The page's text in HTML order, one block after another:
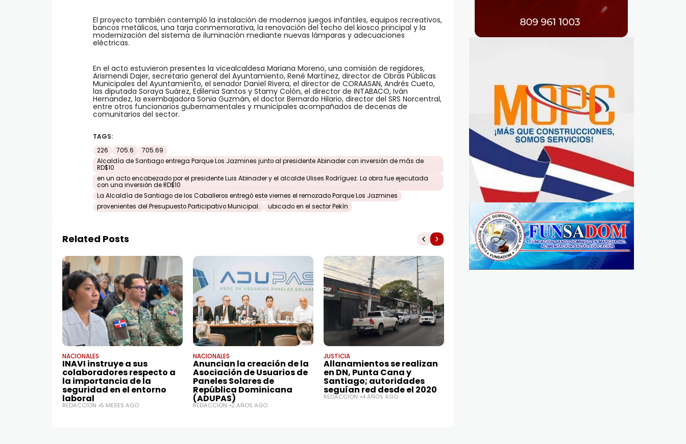
El proyecto también contempló la instalación de modernos juegos infantiles, equipos recreativos,
bancos metálicos, una tarja conmemorativa, la renovación del techo del kiosco principal y la
modernización del sistema de iluminación mediante nuevas lámparas y adecuaciones
eléctricas.
En el acto estuvieron presentes la vicealcaldesa Mariana Moreno, una comisión de regidores,
Arismendi Dajer, secretario general del Ayuntamiento, René Martínez, director de Obras Públicas
Municipales del Ayuntamiento, el senador Daniel Rivera, el director de CORAASAN, Andrés Cueto,
las diputada Soraya Suárez, Edilenia Santos y Stamy Colón, el director de INTABACO, Iván
Hernandez, la exembajadora Sonia Guzmán, el doctor Bernardo Hilario, director del SRS Norcentral,
entre otros funcionarios gubernamentales y municipales acompañados de decenas de
comunitarios del sector.
TAGS:
226
705.6
705.69
Alcaldía de Santiago entrega Parque Los Jazmines junto al presidente Abinader con inversión de más de
RD$10
en un acto encabezado por el presidente Luis Abinader y el alcalde Ulises Rodríguez. La obra fue ejecutada
con una inversión de RD$10
La Alcaldía de Santiago de los Caballeros entregó este viernes el remozado Parque Los Jazmines
provenientes del Presupuesto Participativo Municipal.
ubicado en el sector Pekín
Related Posts
NACIONALES
INAVI instruye a sus
colaboradores respecto a
la importancia de la
seguridad en el entorno
laboral
REDACCIÓN 5 MESES AGO
NACIONALES
Anuncian la creación de la
Asociación de Usuarios de
Paneles Solares de
República Dominicana
(ADUPAS)
REDACCIÓN 2 AÑOS AGO
JUSTICIA
Allanamientos se realizan
en DN, Punta Cana y
Santiago; autoridades
seguían red desde el 2020
REDACCIÓN 4 AÑOS AGO